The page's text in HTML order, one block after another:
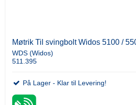
Møtrik Til svingbolt Widos 5100 /
WDS (Widos)
511.395
På Lager - Klar til Levering!